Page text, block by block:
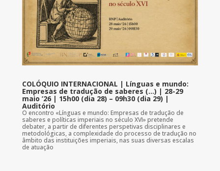
COLÓQUIO INTERNACIONAL | Línguas e mundo:
Empresas de tradução de saberes (…) | 28-29
maio ’26 | 15h00 (dia 28) – 09h30 (dia 29) |
Auditório
O encontro «Línguas e mundo: Empresas de tradução de
saberes e políticas imperiais no século XVI» pretende
debater, a partir de diferentes perspetivas disciplinares e
metodológicas, a complexidade do processo de tradução no
âmbito das instituições imperiais, nas suas diversas escalas
de atuação